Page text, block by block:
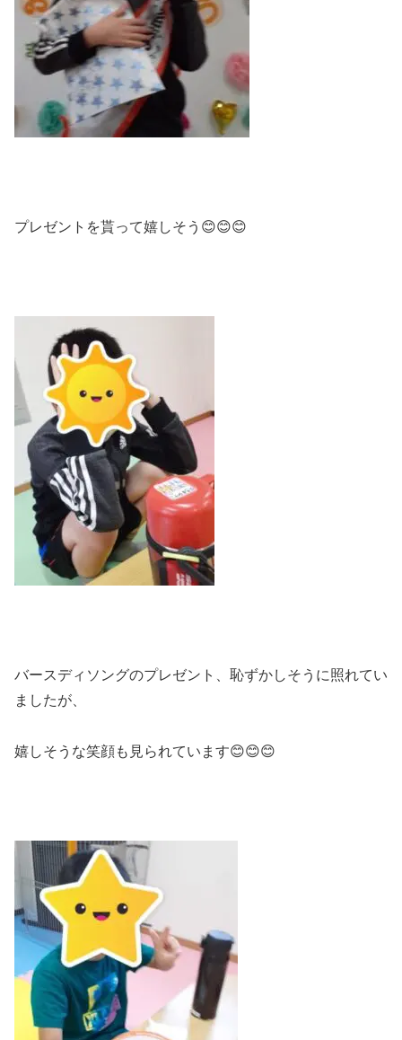
プレゼントを貰って嬉しそう😊😊😊
バースディソングのプレゼント、恥ずかしそうに照れてい
ましたが、
嬉しそうな笑顔も見られています😊😊😊